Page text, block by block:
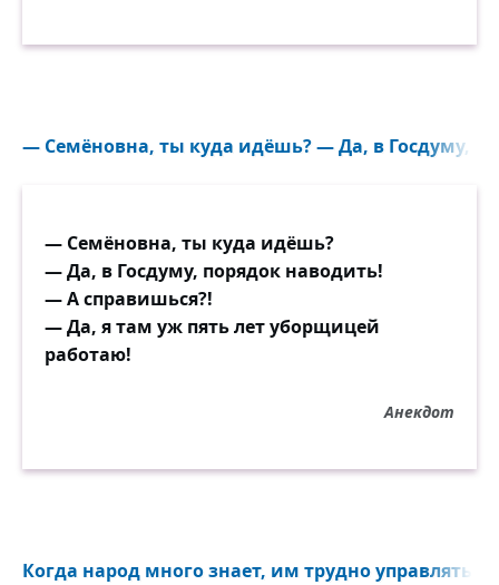
— Семёновна, ты куда идёшь? — Да, в Госдуму,
— Семёновна, ты куда идёшь?
— Да, в Госдуму, порядок наводить!
— А справишься?!
— Да, я там уж пять лет уборщицей
работаю!
Анекдот
Когда народ много знает, им трудно управлять...